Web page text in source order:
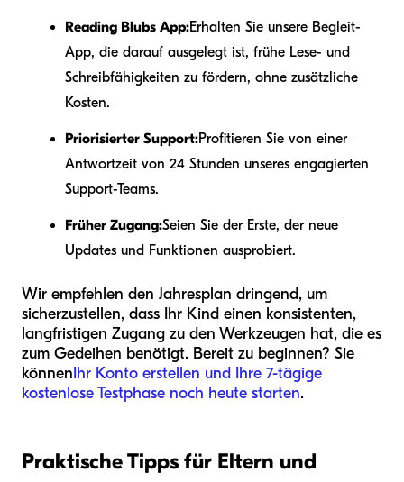
Reading Blubs App:Erhalten Sie unsere Begleit-
App, die darauf ausgelegt ist, frühe Lese- und
Schreibfähigkeiten zu fördern, ohne zusätzliche
Kosten.
Priorisierter Support:Profitieren Sie von einer
Antwortzeit von 24 Stunden unseres engagierten
Support-Teams.
Früher Zugang:Seien Sie der Erste, der neue
Updates und Funktionen ausprobiert.
Wir empfehlen den Jahresplan dringend, um
sicherzustellen, dass Ihr Kind einen konsistenten,
langfristigen Zugang zu den Werkzeugen hat, die es
zum Gedeihen benötigt. Bereit zu beginnen? Sie
könnenIhr Konto erstellen und Ihre 7-tägige
kostenlose Testphase noch heute starten.
Praktische Tipps für Eltern und